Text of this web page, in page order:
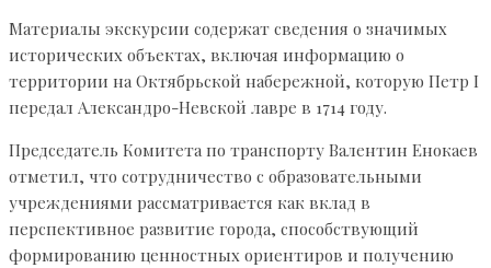
Материалы экскурсии содержат сведения о значимых
исторических объектах, включая информацию о
территории на Октябрьской набережной, которую Петр I
передал Александро-Невской лавре в 1714 году.
Председатель Комитета по транспорту Валентин Енокаев
отметил, что сотрудничество с образовательными
учреждениями рассматривается как вклад в
перспективное развитие города, способствующий
формированию ценностных ориентиров и получению